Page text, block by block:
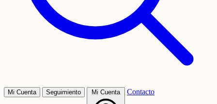
Mi Cuenta Seguimiento Mi Cuenta Contacto